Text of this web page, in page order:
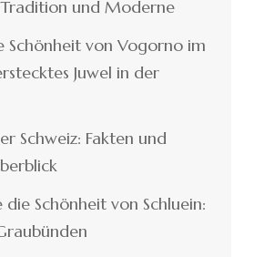
und Moderne
Schönheit von Vogorno im
Juwel in der
Schweiz: Fakten und
die Schönheit von Schluein: